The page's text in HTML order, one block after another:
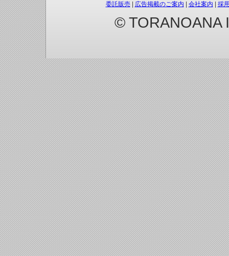
委託販売| 広告掲載のご案内 会社案内 採
© TORANOANA